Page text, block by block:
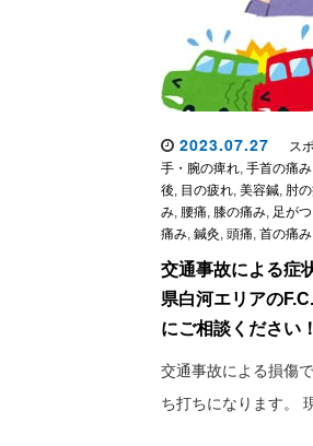
2023.07.27 ス
手・腕の痺れ, 手首の痛み
後, 目の疲れ, 美容鍼, 肘
み, 腰痛, 膝の痛み, 足が
痛み, 鍼灸, 頭痛, 首の痛み
交通事故による症
県白河エリアの
にご相談ください！
交通事故による損傷
ち打ちになります。